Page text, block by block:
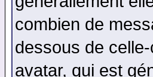
combien de
dessous de
avatar, qui est